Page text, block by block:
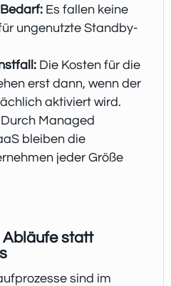
Es fallen keine
ungenutzte Standby-
: Die Kosten für die
erst dann, wenn der
aktiviert wird.
Durch Managed
bleiben die
jeder Größe
Abläufe statt
sind im